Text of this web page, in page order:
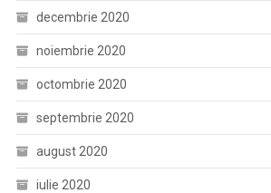
decembrie 2020
noiembrie 2020
octombrie 2020
septembrie 2020
august 2020
iulie 2020